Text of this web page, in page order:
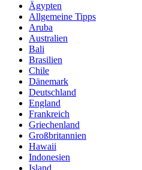
Ägypten
Allgemeine Tipps
Aruba
Australien
Bali
Brasilien
Chile
Dänemark
Deutschland
England
Frankreich
Griechenland
Großbritannien
Hawaii
Indonesien
Island